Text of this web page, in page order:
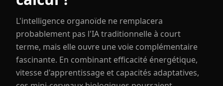
L'intelligence organoïde ne remplacera
probablement pas l'IA traditionnelle à court
terme, mais elle ouvre une voie complémentaire
fascinante. En combinant efficacité énergétique,
vitesse d'apprentissage et capacités adaptatives,